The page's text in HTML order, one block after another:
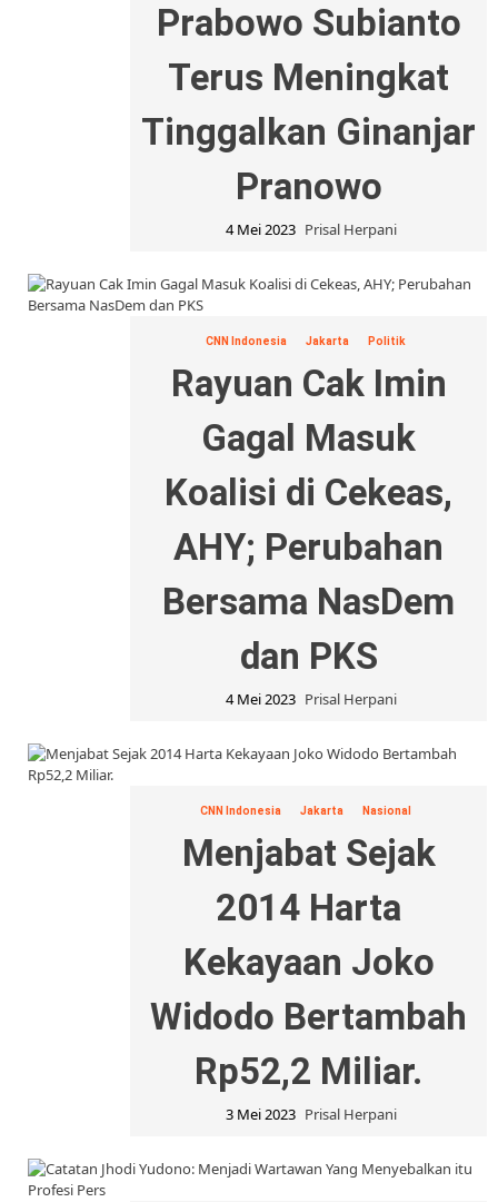
Prabowo Subianto
Terus Meningkat
Tinggalkan Ginanjar
Pranowo
4 Mei 2023 Prisal Herpani
CNN Indonesia Jakarta Politik
Rayuan Cak Imin
Gagal Masuk
Koalisi di Cekeas,
AHY; Perubahan
Bersama NasDem
dan PKS
4 Mei 2023 Prisal Herpani
CNN Indonesia Jakarta Nasional
Menjabat Sejak
2014 Harta
Kekayaan Joko
Widodo Bertambah
Rp52,2 Miliar.
3 Mei 2023 Prisal Herpani